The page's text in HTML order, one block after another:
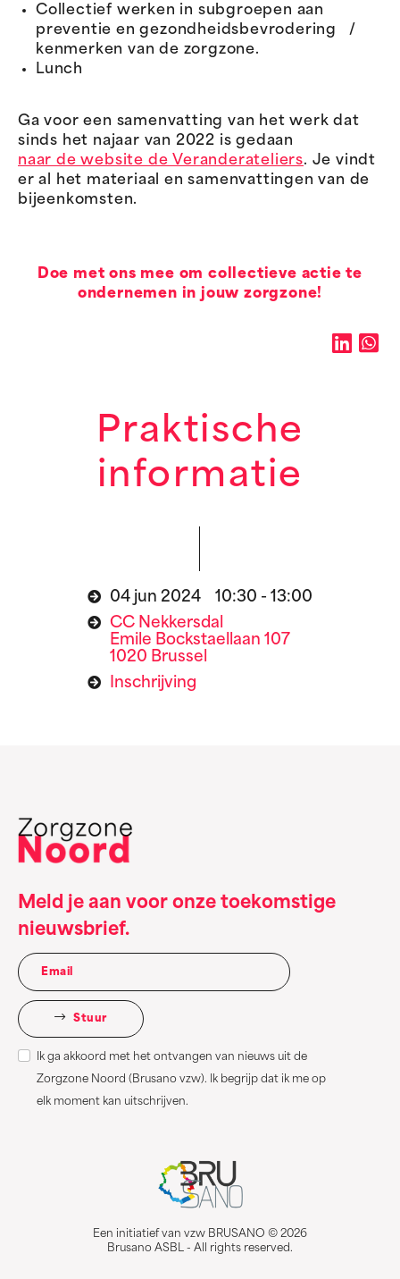
Collectief werken in subgroepen aan
preventie en gezondheidsbevrodering /
kenmerken van de zorgzone.
Lunch
Ga voor een samenvatting van het werk dat
sinds het najaar van 2022 is gedaan
naar de website de Veranderateliers. Je vindt
er al het materiaal en samenvattingen van de
bijeenkomsten.
Doe met ons mee om collectieve actie te
ondernemen in jouw zorgzone!
Praktische
informatie
04 jun 2024 10:30 - 13:00
CC Nekkersdal
Emile Bockstaellaan 107
1020 Brussel
Inschrijving
Meld je aan voor onze toekomstige
nieuwsbrief.
Stuur
Ik ga akkoord met het ontvangen van nieuws uit de
Zorgzone Noord (Brusano vzw). Ik begrijp dat ik me op
elk moment kan uitschrijven.
Een initiatief van vzw BRUSANO © 2026
Brusano ASBL - All rights reserved.